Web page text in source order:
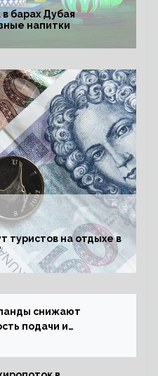
барах Дубая
напитки
туристов на отдыхе в
снижают
подачи и